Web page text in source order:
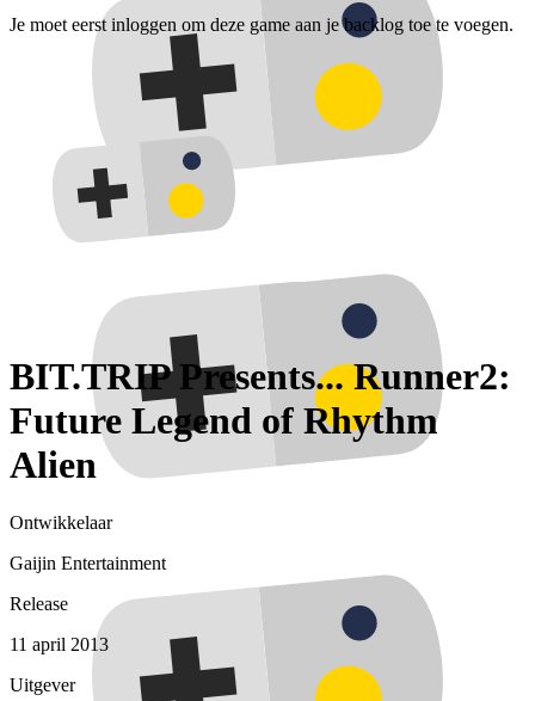
Je moet eerst inloggen om deze game aan je backlog toe te voegen.
BIT.TRIP Presents... Runner2:
Future Legend of Rhythm
Alien
Ontwikkelaar
Gaijin Entertainment
Release
11 april 2013
Uitgever